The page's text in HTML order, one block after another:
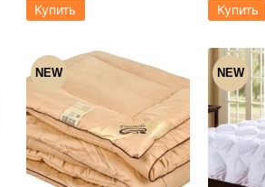
Купить Купить
NEW NEW